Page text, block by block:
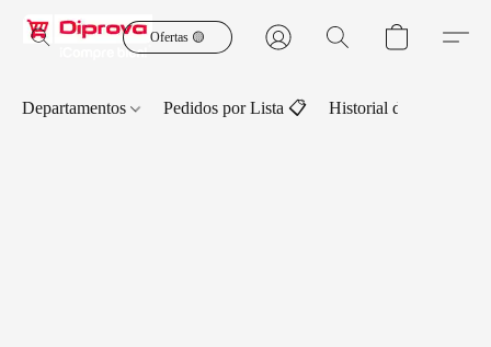
Ofertas 🟡
Departamentos Pedidos por Lista 📋 Historial de Pedidos